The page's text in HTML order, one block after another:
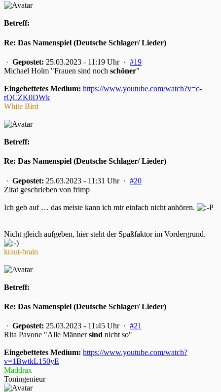
Betreff:
Re: Das Namenspiel (Deutsche Schlager/ Lieder)
· Gepostet: 25.03.2023 - 11:19 Uhr · #19
Michael Holm "Frauen sind noch schöner"
Eingebettetes Medium: https://www.youtube.com/watch?v=c-
rQCZK0DWk
White Bird
Betreff:
Re: Das Namenspiel (Deutsche Schlager/ Lieder)
· Gepostet: 25.03.2023 - 11:31 Uhr · #20
Zitat geschrieben von frimp
Ich geb auf … das meiste kann ich mir einfach nicht anhören.
Nicht gleich aufgeben, hier steht der Spaßfaktor im Vordergrund.
kraut-brain
Betreff:
Re: Das Namenspiel (Deutsche Schlager/ Lieder)
· Gepostet: 25.03.2023 - 11:45 Uhr · #21
Rita Pavone "Alle Männersind nicht so"
Eingebettetes Medium: https://www.youtube.com/watch?
v=1BwtkL150yE
Maddrax
Toningenieur